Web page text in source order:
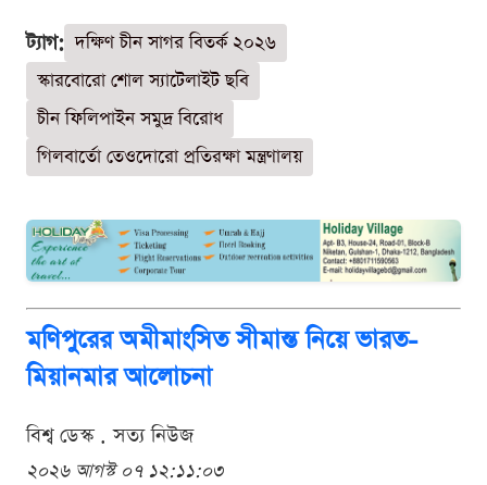
ট্যাগ: দক্ষিণ চীন সাগর বিতর্ক ২০২৬
স্কারবোরো শোল স্যাটেলাইট ছবি
চীন ফিলিপাইন সমুদ্র বিরোধ
গিলবার্তো তেওদোরো প্রতিরক্ষা মন্ত্রণালয়
মণিপুরের অমীমাংসিত সীমান্ত নিয়ে ভারত-
মিয়ানমার আলোচনা
বিশ্ব ডেস্ক . সত্য নিউজ
২০২৬ আগস্ট ০৭ ১২:১১:০৩